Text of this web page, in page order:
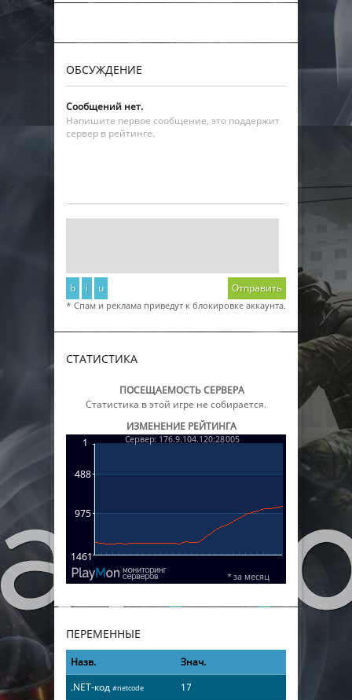
ОБСУЖДЕНИЕ
Сообщений нет.
Напишите первое сообщение, это поддержит
сервер в рейтинге.
b i u Отправить
* Спам и реклама приведут к блокировке аккаунта.
СТАТИСТИКА
ПОСЕЩАЕМОСТЬ СЕРВЕРА
Статистика в этой игре не собирается.
ИЗМЕНЕНИЕ РЕЙТИНГА
ПЕРЕМЕННЫЕ
Назв.
Знач.
.NET-код #netcode
17